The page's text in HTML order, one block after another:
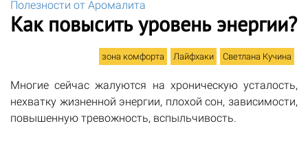
Полезности от Аромалита
Как повысить уровень энергии?
зона комфорта Лайфхаки Светлана Кучина
Многие сейчас жалуются на хроническую усталость,
нехватку жизненной энергии, плохой сон, зависимости,
повышенную тревожность, вспыльчивость.